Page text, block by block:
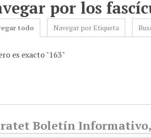
por los
todo Navegar por Etiqueta
es exacto "163"
Boletín Informativo,